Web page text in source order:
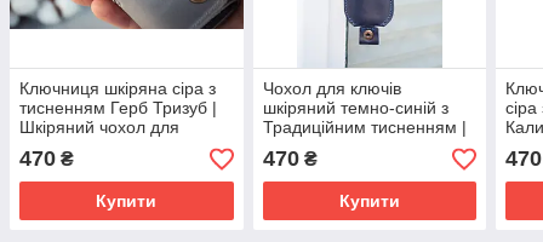
Ключниця шкіряна сіра з
тисненням Герб Тризуб |
Шкіряний чохол для
ключів на 6 карабінів
470 ₴
Купити
Чохол для ключів
шкіряний темно-синій з
Традиційним тисненням |
Ключниця шкіряна
470₴
Купити
для
470